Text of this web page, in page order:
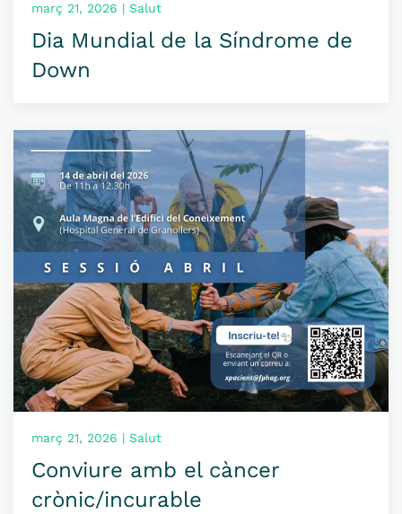
març 21, 2026 | Salut
Dia Mundial de la Síndrome de
Down
març 21, 2026 | Salut
Conviure amb el càncer
crònic/incurable